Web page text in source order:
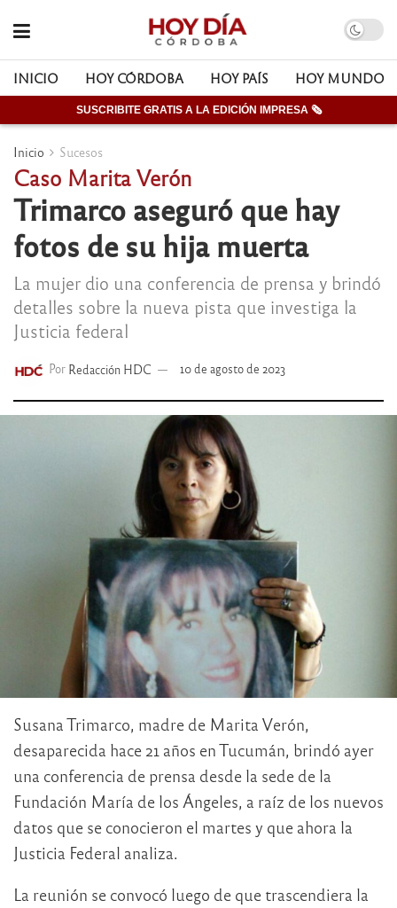
INICIO HOY CÓRDOBA HOY PAÍS HOY MUNDO
SUSCRIBITE GRATIS A LA EDICIÓN IMPRESA 🗞
Inicio Sucesos
Caso Marita Verón
Trimarco aseguró que hay
fotos de su hija muerta
La mujer dio una conferencia de prensa y brindó
detalles sobre la nueva pista que investiga la
Justicia federal
Por Redacción HDC 10 de agosto de 2023
Susana Trimarco, madre de Marita Verón,
desaparecida hace 21 años en Tucumán, brindó ayer
una conferencia de prensa desde la sede de la
Fundación María de los Ángeles, a raíz de los nuevos
datos que se conocieron el martes y que ahora la
Justicia Federal analiza.
La reunión se convocó luego de que trascendiera la